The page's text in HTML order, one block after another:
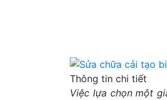
Thông tin chi tiết
Việc lựa chọn một